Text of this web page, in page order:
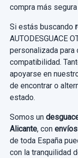
compra más
Si estás buscando
AUTODESGUACE
personalizada
compatibilidad.
apoyarse en
de encontrar o
estado.
Somos un
Alicante, con
de toda España
con la tranquilidad